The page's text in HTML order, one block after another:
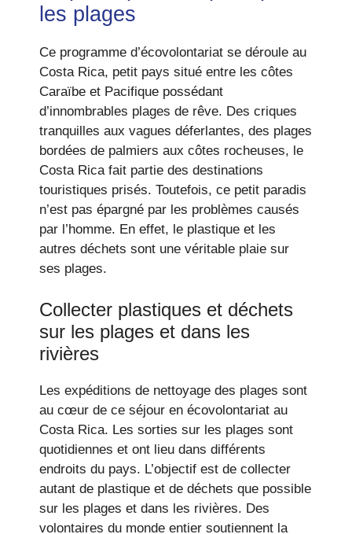
les plages
Ce programme d’écovolontariat se déroule au
Costa Rica, petit pays situé entre les côtes
Caraïbe et Pacifique possédant
d’innombrables plages de rêve. Des criques
tranquilles aux vagues déferlantes, des plages
bordées de palmiers aux côtes rocheuses, le
Costa Rica fait partie des destinations
touristiques prisés. Toutefois, ce petit paradis
n’est pas épargné par les problèmes causés
par l’homme. En effet, le plastique et les
autres déchets sont une véritable plaie sur
ses plages.
Collecter plastiques et déchets
sur les plages et dans les
rivières
Les expéditions de nettoyage des plages sont
au cœur de ce séjour en écovolontariat au
Costa Rica. Les sorties sur les plages sont
quotidiennes et ont lieu dans différents
endroits du pays. L’objectif est de collecter
autant de plastique et de déchets que possible
sur les plages et dans les rivières. Des
volontaires du monde entier soutiennent la